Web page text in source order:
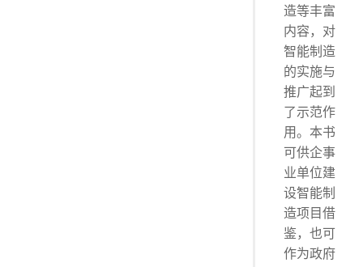
造等丰富
内容，对
智能制造
的实施与
推广起到
了示范作
用。本书
可供企事
业单位建
设智能制
造项目借
鉴，也可
作为政府